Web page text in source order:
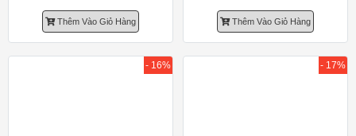
Thêm Vào Giỏ Hàng Thêm Vào Giỏ Hàng
- 16% - 17%